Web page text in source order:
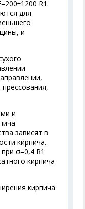
R1.
для
и
и
зависят в
кирпича.
σ=0,4 R1
кирпича
кирпича